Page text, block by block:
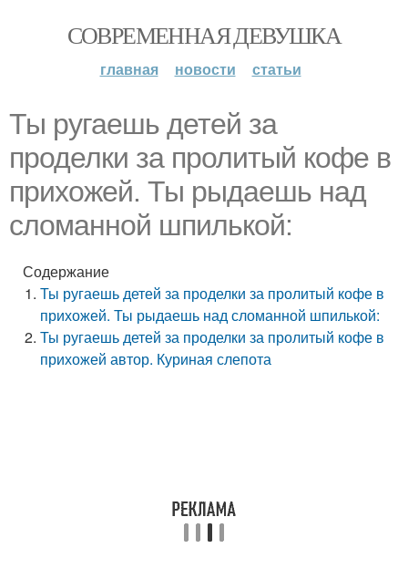
СОВРЕМЕННАЯ ДЕВУШКА
главная новости статьи
Ты ругаешь детей за
проделки за пролитый кофе в
прихожей. Ты рыдаешь над
сломанной шпилькой:
Содержание
Ты ругаешь детей за проделки за пролитый кофе в
прихожей. Ты рыдаешь над сломанной шпилькой:
Ты ругаешь детей за проделки за пролитый кофе в
прихожей автор. Куриная слепота